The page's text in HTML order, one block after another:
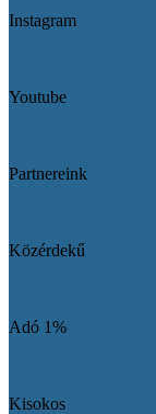
Instagram
Youtube
Partnereink
Közérdekű
Adó 1%
Kisokos